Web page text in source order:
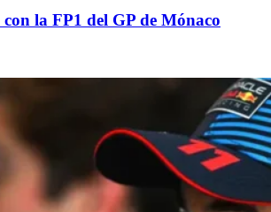
con la FP1 del GP de Mónaco